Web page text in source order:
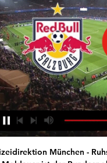
und ★ Bewertungen. Das Stadtbranchenbuch für Sankt Nikolai im Sausal zeigt Ihnen aktuell ᐅ 100 Einträge.

Facebook darf nach einer einstweiligen Verfügung des Oberlandesgerichts (OLG) München beim Löschen von Kommentaren der Meinungsfreiheit seiner Nutzer keine engeren Grenzen setzen, als staatliche Stellen dies dürften. Mit der Löschung einer umstrittenen Äußerung habe Facebook seine Vertragspflicht verletzt, auf die Rechte der Nutzerin Rücksicht zu nehmen, insbesondere ihr Grundrecht auf.

Liveticker | Sturm Graz - RB Salzburg 2:2 | 7. Spieltag Live · kicker.tv · Podcasts · Games · Shop · Abo · Profil Login. Anmelden. Fussball; Tennis Runde der Admiral Bundesliga zum Spiel Sturm Graz gegen Red Bull ...

Sturm Graz – Red Bull Salzburg: Livestream und live TV Krisenmodus gegen Meisterlaune: Sturm Graz empfängt Red Bull Salzburg. Wo gibt es das Spiel gratis im Livestream und live im TV zu sehen?

Red Bull Salzburg gegen SK Sturm Graz im TV, Livestream 01.07.2020 — Für den SK Sturm sinken die Chancen auf das internationale Geschäft rapide, gegen den neuen/alten Meister Salzburg braucht es wohl also drei ...

Offizielle Website USV RB Schönwetter Bau Siebing. Men. News; KM. Spielplan Tabelle STFV. Jugend. Trainer JUGEND SG Sterf Siebing U16 SG Sterf Siebing U15 SG Sterf Siebing U13 SG Gabersdorf U12 SG Autohaus Eberhaut U11 SG Sterf Siebing U10 SG Sterf Siebing U9 SG Sterf Siebing U8. Altherren.. SG Hengsberg / Lebring C. 1:0. SG Sterf.

Trotz Überzahl: SGS verpasst Sensation | SG Essen-Schönebeck – FSV Duisburg (U19 Niederrheinpokal) - Duration:. TuS Bövinghausen (Halbfinale) - Duration: …

RB Salzburg - SK Sturm | Highlights - ADMIRAL Bundesliga RB Salzburg - SK Sturm | Highlights - ADMIRAL BundesligaYouTube · Sky Sport Austria36 060+ Aufrufe  ·  vor 8 Monaten YouTube · Sky Sport Austria YouTube · Sky Sport Austria 5:28

ᐉ FC Red Bull Salzburg vs Sturm Graz Livestream, Tipp Unsere Spielvorschau-Prognosen für FC Red Bull Salzburg gegen Sturm Graz haben wir nach bestem Wissen und Gewissen angefertigt. Dennoch können wir keinen Gewinn ...

Die SG Essen blickt auf erfolgreiche 30 Jahre zurück – voller Leidenschaft, sportlicher Höhepunkte und nationaler sowie internationaler Erfolge.

LIVE-Ticker und LIVE-Streams | Kalender Red Bull Salzburg. SK Sturm Graz. Bundesliga - 18. Runde. 1 2.00. X 3.55. 2 3.80. admiral · Highlight. ticker Heute 20:30 Uhr.

SV Flavia Solva Vereinshomepage. Ich stimme der Verwendung von Cookies zu. Auch wenn ich diese Website weiter nutze, gilt dies als Zustimmung.

Champions League, Viertelfinale: Der FC Bayern setzte sich im Viertelfinale der Champions League mit 8:2 (4:1) gegen den FC Barcelona durch und steht zum 13. Mal in …

Premiere für RB Leipzig: Erstmals in der Vereinsgeschichte erreicht der Fußball-Bundesligist das Viertelfinale im DFB-Pokal. Gegen Erstliga-Rivale VfL Wolfsburg siegt RB knapp, aber hochverdient.

SK Sturm Graz FC Salzburg. 20:30. Sturm Graz. Zum Matchcenter. UEFA Conference League.